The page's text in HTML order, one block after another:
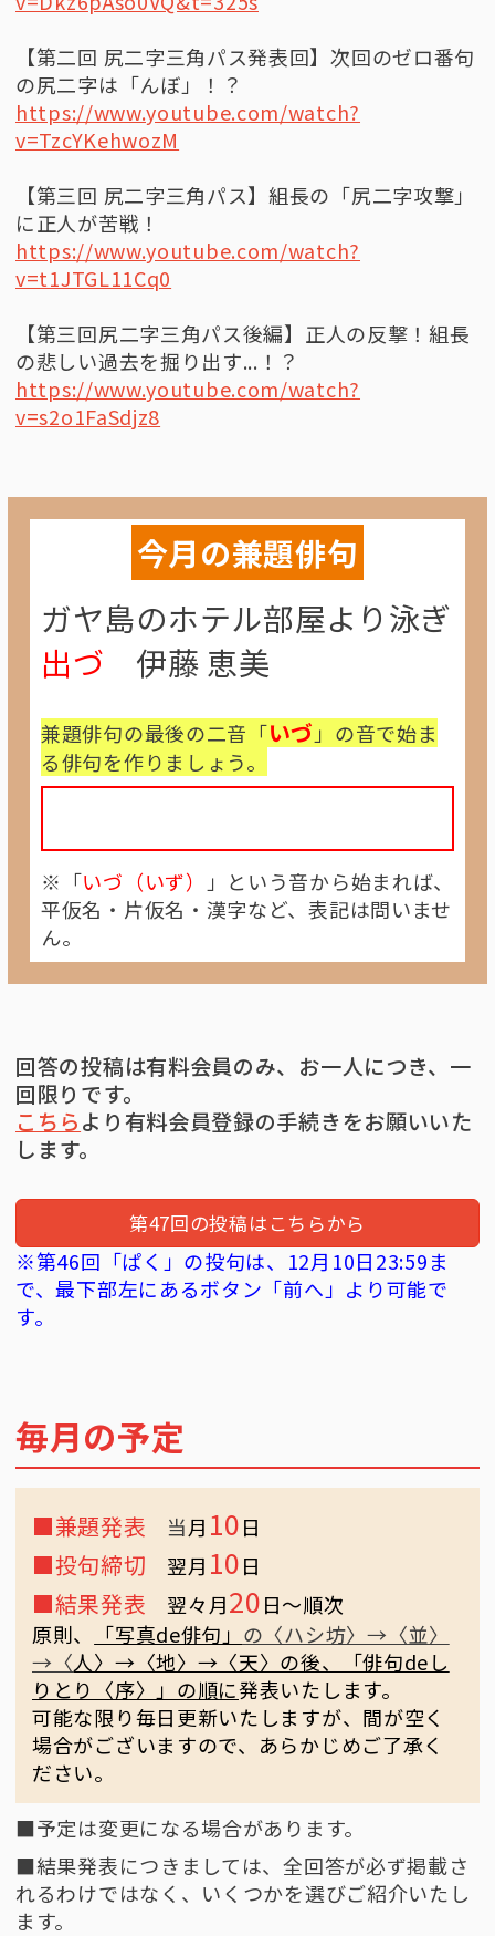
【第二回 尻二字三角パス発表回】次回のゼロ番句
の尻二字は「んぼ」！？
https://www.youtube.com/watch?
v=TzcYKehwozM
【第三回 尻二字三角パス】組長の「尻二字攻撃」
に正人が苦戦！
https://www.youtube.com/watch?
v=t1JTGL11Cq0
【第三回尻二字三角パス後編】正人の反撃！組長
の悲しい過去を掘り出す...！？
https://www.youtube.com/watch?
v=s2o1FaSdjz8
今月の兼題俳句
ガヤ島のホテル部屋より泳ぎ
出づ 伊藤 恵美
兼題俳句の最後の二音「いづ 」の音で始ま
る俳句を作りましょう。
※「いづ（いず）
」という音から始まれば、
平仮名・片仮名・漢字など、表記は問いませ
ん。
回答の投稿は有料会員のみ、お一人につき、一
回限りです。
こちらより有料会員登録の手続きをお願いいた
します。
第47回の投稿はこちらから
※第46回「ぱく」の投句は、12月10日23:59ま
で、最下部左にあるボタン「前へ」より可能で
す。
毎月の予定
■兼題発表 当月 10日
■投句締切 翌月 10日
■結果発表 翌々月20日〜順次
原則、
「写真de俳句」 の〈ハシ坊〉→〈並〉
→〈人〉→〈地〉→〈天〉の後、「俳句deし
りとり〈序〉」の順に発表いたします。
可能な限り毎日更新いたしますが、間が空く
場合がございますので、あらかじめご了承く
ださい。
■予定は変更になる場合があります。
■結果発表につきましては、全回答が必ず掲載さ
れるわけではなく、いくつかを選びご紹介いたし
ます。